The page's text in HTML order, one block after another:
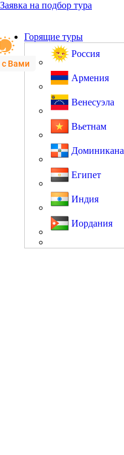
Заявка на подбор тура
с Вами
Горящие туры
Россия
Армения
Венесуэла
Вьетнам
Доминикана
Египет
Индия
Иордания